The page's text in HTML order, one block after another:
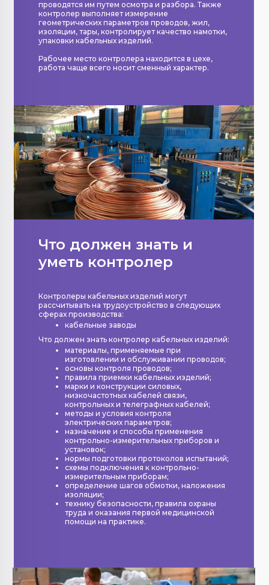
проводятся им путем осмотра и разбора. Также
контролер выполняет измерение
геометрических параметров проводов, жил,
изоляции, тары, контролирует качество намотки,
упаковки кабельных изделий.
Рабочее место контролера находится в цехе,
работа чаще всего носит сменный характер.
Что должен знать и
уметь контролер
Контролеры кабельных изделий могут
рассчитывать на трудоустройство в следующих
сферах производства:
кабельные заводы
Что должен знать контролер кабельных изделий:
материалы, применяемые при
изготовлении и обслуживании проводов;
основы контроля проводов;
правила приемки кабельных изделий;
марки и конструкции силовых,
низкочастотных кабелей связи,
контрольных и телеграфных кабелей;
методы и условия контроля
электрических параметров;
назначение и способы применения
контрольно-измерительных приборов и
установок;
нормы подготовки протоколов испытаний;
схемы подключения к контрольно-
измерительным приборам;
определение шагов обмотки, наложения
изоляции;
технику безопасности, правила охраны
труда и оказания первой медицинской
помощи на практике.